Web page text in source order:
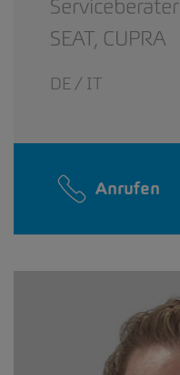
Serviceberater
SEAT, CUPRA
DE / IT
Anrufen